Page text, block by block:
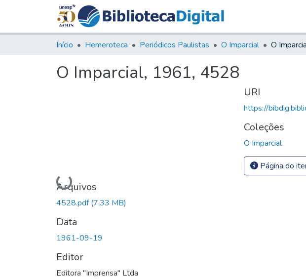
Início Hemeroteca Periódicos Paulistas O Imparcial O
O Imparcial, 1961, 4528
Carregando...
Arquivos
4528.pdf(7,33 MB)
Data
1961-09-19
Editor
Editora "Imprensa" Ltda
URI
https://
Coleções
O Imparcial
Página do